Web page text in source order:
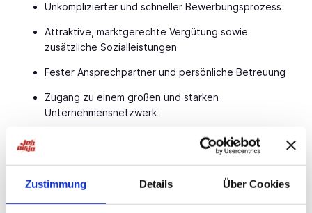
Zustimmung Details Über Cookies
Unkomplizierter und schneller Bewerbungsprozess
Attraktive, marktgerechte Vergütung sowie
zusätzliche Sozialleistungen
Fester Ansprechpartner und persönliche Betreuung
Zugang zu einem großen und starken
Unternehmensnetzwerk
Vermittlung in einen zukunftssicheren Arbeitsplatz
Geregelte und planbare Arbeitszeiten
Sie können nur gewinnen: ein kurzer Anruf genügt und
wir besprechen dann alles Weitere. Bewerben Sie sich